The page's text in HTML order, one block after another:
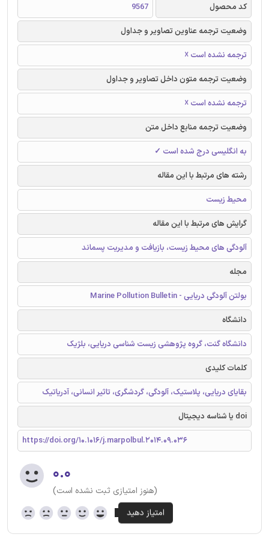
کد محصول
9567
وضعیت ترجمه عناوین تصاویر و جداول
ترجمه نشده است ☓
وضعیت ترجمه متون داخل تصاویر و جداول
ترجمه نشده است ☓
وضعیت ترجمه منابع داخل متن
به انگلیسی درج شده است ✓
رشته های مرتبط با این مقاله
محیط زیست
گرایش های مرتبط با این مقاله
آلودگی های محیط زیست، بازیافت و مدیریت پسماند
مجله
بولتن آلودگی دریایی - Marine Pollution Bulletin
دانشگاه
دانشگاه گنت، گروه پژوهشی زیست شناسی دریایی، بلژیک
کلمات کلیدی
بقایای دریایی، پلاستیک، آلودگی، گردشگری، تاثیر انسانی، آدریاتیک
doi یا شناسه دیجیتال
https://doi.org/10.1016/j.marpolbul.2014.09.036
۰.۰
(هنوز امتیازی ثبت نشده است)